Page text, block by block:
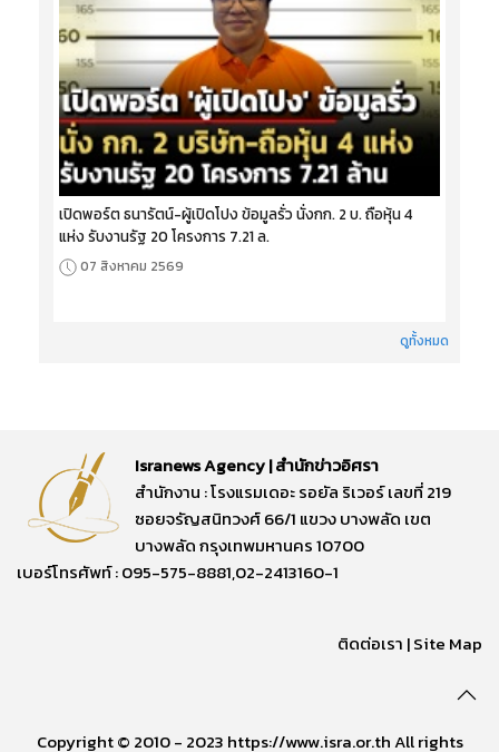
เปิดพอร์ต ธนารัตน์-ผู้เปิดโปง ข้อมูลรั่ว นั่งกก. 2 บ. ถือหุ้น 4
แห่ง รับงานรัฐ 20 โครงการ 7.21 ล.
07 สิงหาคม 2569
ดูทั้งหมด
Isranews Agency | สำนักข่าวอิศรา
สำนักงาน : โรงแรมเดอะ รอยัล ริเวอร์ เลขที่ 219
ซอยจรัญสนิทวงศ์ 66/1 แขวง บางพลัด เขต
บางพลัด กรุงเทพมหานคร 10700
เบอร์โทรศัพท์ : 095-575-8881,02-2413160-1
ติดต่อเรา |Site Map
Copyright © 2010 - 2023 https://www.isra.or.th All rights